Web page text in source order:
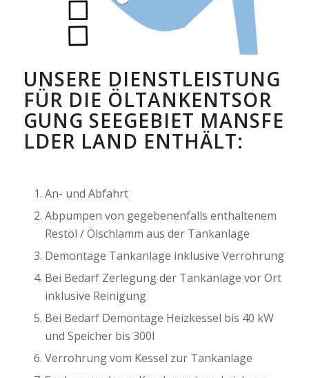
UNSERE DIENSTLEISTUNG
FÜR DIE ÖLTANKENTSOR
GUNG SEEGEBIET MANSFE
LDER LAND ENTHÄLT:
An- und Abfahrt
Abpumpen von gegebenenfalls enthaltenem
Restöl / Ölschlamm aus der Tankanlage
Demontage Tankanlage inklusive Verrohrung
Bei Bedarf Zerlegung der Tankanlage vor Ort
inklusive Reinigung
Bei Bedarf Demontage Heizkessel bis 40 kW
und Speicher bis 300l
Verrohrung vom Kessel zur Tankanlage